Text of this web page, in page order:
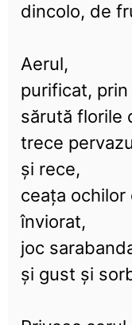
dincolo, de
Aerul,
purificat,
sărută florile
trece
și rece,
ceața ochilor
înviorat,
joc
și gust și